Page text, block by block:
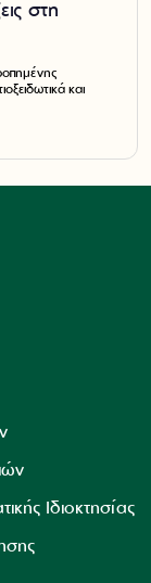
στη
και
Ιδιοκτησίας